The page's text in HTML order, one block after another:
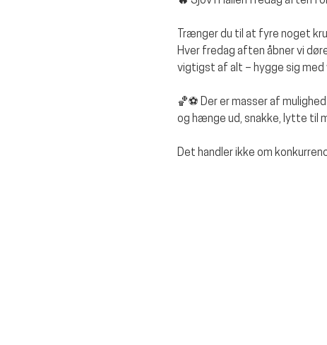
Trænger du til at fyre noget
Hver fredag aften åbner vi
vigtigst af alt – hygge sig med
🏀⚽ Der er masser af
og hænge ud, snakke, lytte til
Det handler ikke om